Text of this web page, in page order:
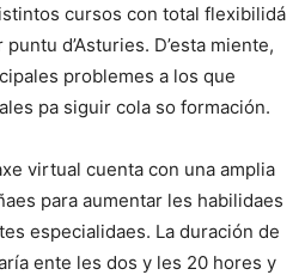
cursos con total flexibilidá
d’Asturies. D’esta miente,
problemes a los que
pa siguir cola so formación.
virtual cuenta con una amplia
para aumentar les habilidaes
especialidaes. La duración de
ente les dos y les 20 hores y